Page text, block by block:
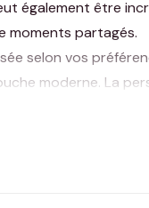
également être
moments partagés.
selon vos
moderne. La